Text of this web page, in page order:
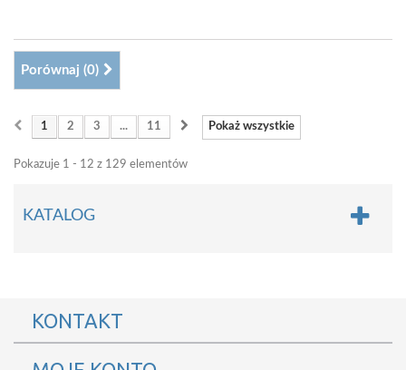
Porównaj (0)
Pokaż wszystkie
1 2 3 ... 11
Pokazuje 1 - 12 z 129 elementów
KATALOG
KONTAKT